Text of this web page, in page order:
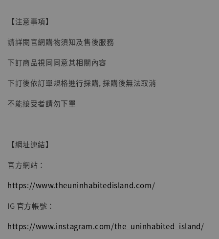
【現貨】BJSTUDIO 1/6系列可動蒐藏人偶 讓
NT$ 4,980
NT$ 5,300
【注意事項】
請詳閱官網購物須知及售後服務
下訂商品視同同意其相關內容
下訂後依訂單規格進行採購, 採購後無法取消
不能接受者請勿下單
【網址連結】
官方網站：
https://www.theuninhabitedisland.com/
IG 官方帳號：
https://www.instagram.com/the_uninhabited_island/